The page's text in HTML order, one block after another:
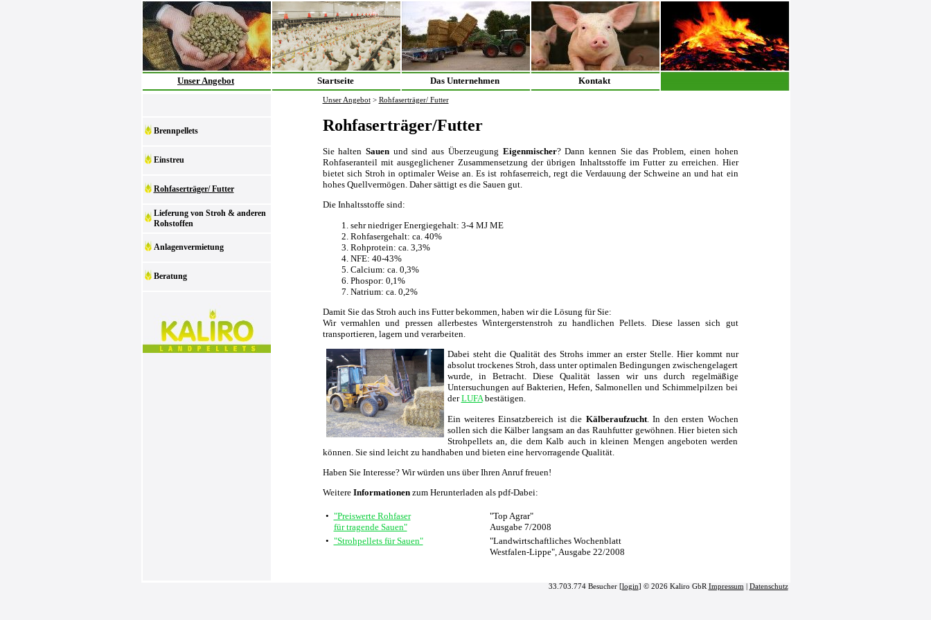
Unser Angebot Startseite Das Unternehmen Kontakt
Brennpellets
Einstreu
Rohfaserträger/ Futter
Lieferung von Stroh & anderen
Rohstoffen
Anlagenvermietung
Beratung
Unser Angebot > Rohfaserträger/ Futter
Rohfaserträger/Futter
Sie halten Sauenund sind aus Überzeugung Eigenmischer? Dann kennen Sie das Problem, einen hohen
Rohfaseranteil mit ausgeglichener Zusammensetzung der übrigen Inhaltsstoffe im Futter zu erreichen. Hier
bietet sich Stroh in optimaler Weise an. Es ist rohfaserreich, regt die Verdauung der Schweine an und hat ein
hohes Quellvermögen. Daher sättigt es die Sauen gut.
Die Inhaltsstoffe sind:
sehr niedriger Energiegehalt: 3-4 MJ ME
Rohfasergehalt: ca. 40%
Rohprotein: ca. 3,3%
NFE: 40-43%
Calcium: ca. 0,3%
Phospor: 0,1%
Natrium: ca. 0,2%
Damit Sie das Stroh auch ins Futter bekommen, haben wir die Lösung für Sie:
Wir vermahlen und pressen allerbestes Wintergerstenstroh zu handlichen Pellets. Diese lassen sich gut
transportieren, lagern und verarbeiten.
Dabei steht die Qualität des Strohs immer an erster Stelle. Hier kommt nur
absolut trockenes Stroh, dass unter optimalen Bedingungen zwischengelagert
wurde, in Betracht. Diese Qualität lassen wir uns durch regelmäßige
Untersuchungen auf Bakterien, Hefen, Salmonellen und Schimmelpilzen bei
derLUFAbestätigen.
Ein weiteres Einsatzbereich ist die Kälberaufzucht. In den ersten Wochen
sollen sich die Kälber langsam an das Rauhfutter gewöhnen. Hier bieten sich
Strohpellets an, die dem Kalb auch in kleinen Mengen angeboten werden
können. Sie sind leicht zu handhaben und bieten eine hervorragende Qualität.
Haben Sie Interesse? Wir würden uns über Ihren Anruf freuen!
Weitere Informationenzum Herunterladen als pdf-Dabei:
• "Preiswerte Rohfaser
für tragende Sauen"
"Top Agrar"
Ausgabe 7/2008
• "Strohpellets für Sauen"
"Landwirtschaftliches Wochenblatt
Westfalen-Lippe", Ausgabe 22/2008
33.703.774 Besucher [login] © 2026 Kaliro GbR Impressum Datenschutz